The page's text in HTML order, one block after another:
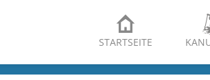
STARTSEITE